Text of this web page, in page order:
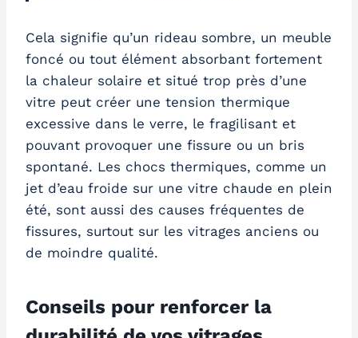
Cela signifie qu’un rideau sombre, un meuble
foncé ou tout élément absorbant fortement
la chaleur solaire et situé trop près d’une
vitre peut créer une tension thermique
excessive dans le verre, le fragilisant et
pouvant provoquer une fissure ou un bris
spontané. Les chocs thermiques, comme un
jet d’eau froide sur une vitre chaude en plein
été, sont aussi des causes fréquentes de
fissures, surtout sur les vitrages anciens ou
de moindre qualité.
Conseils pour renforcer la